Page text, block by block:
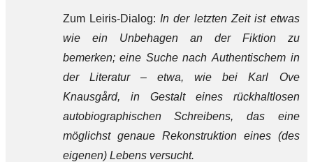
Zum Leiris-Dialog: In der letzten Zeit ist etwas
wie ein Unbehagen an der Fiktion zu
bemerken; eine Suche nach Authentischem in
der Literatur – etwa, wie bei Karl Ove
Knausgård, in Gestalt eines rückhaltlosen
autobiographischen Schreibens, das eine
möglichst genaue Rekonstruktion eines (des
eigenen) Lebens versucht.